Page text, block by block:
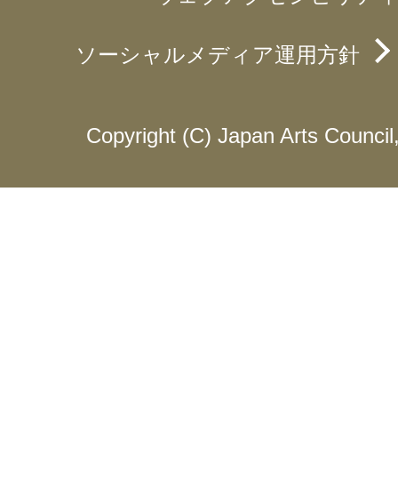
ソーシャルメディア運用方針
Copyright (C) Japan Arts